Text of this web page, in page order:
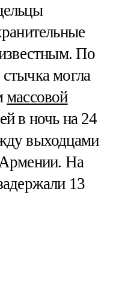
По
могла
массовой
в ночь на 24
выходцами
На
13